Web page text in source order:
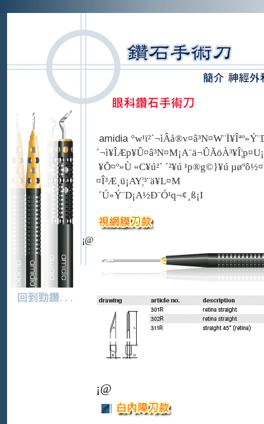
¡@
amidia
¥Õ¤º»Ù «C¥ú²´ ´²¥ú ¹p®g©}¥ú
¤Î³Æ¸ü¡A­Y¦³¨ä¥L¤M
´Ú»Ý¨D¡A½Ð¨Ó¹q¬¢¸ß¡I
¡@